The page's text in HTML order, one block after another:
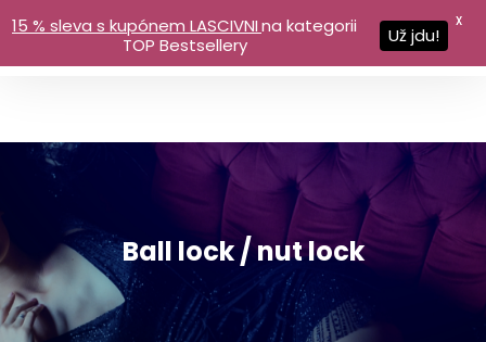
Ball lock / nut lock
15 % sleva s kupónem LASCIVNIna kategorii
TOP Bestsellery
Už jdu!
X